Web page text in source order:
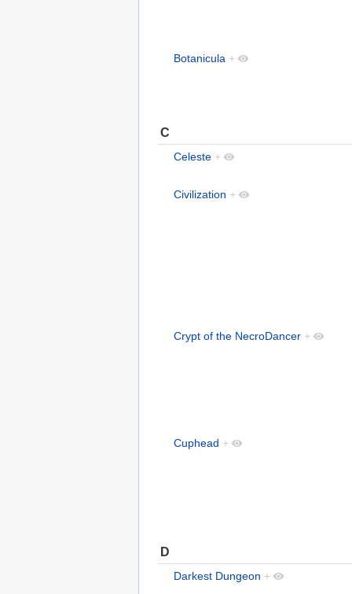
Botanicula +
C
Celeste +
Civilization +
Crypt of the NecroDancer +
Cuphead +
D
Darkest Dungeon +